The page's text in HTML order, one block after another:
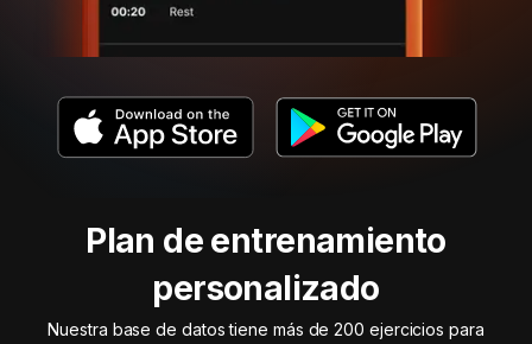
Plan de entrenamiento
personalizado
Nuestra base de datos tiene más de 200 ejercicios para